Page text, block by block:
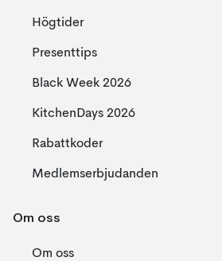
Högtider
Presenttips
Black Week 2026
KitchenDays 2026
Rabattkoder
Medlemserbjudanden
Om oss
Om oss